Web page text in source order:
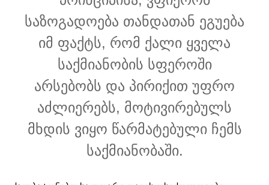
საზოგადოება თანდათან ეგუება
იმ ფაქტს, რომ ქალი ყველა
საქმიანობის სფეროში
არსებობს და პირიქით უფრო
აძლიერებს, მოტივირებულს
მხდის ვიყო წარმატებული ჩემს
საქმიანობაში.